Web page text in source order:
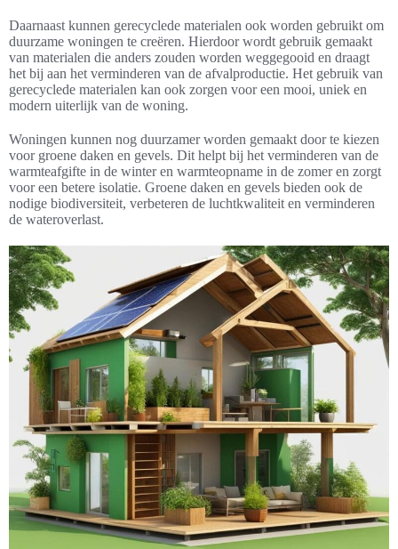
Daarnaast kunnen gerecyclede materialen ook worden gebruikt om
duurzame woningen te creëren. Hierdoor wordt gebruik gemaakt
van materialen die anders zouden worden weggegooid en draagt
het bij aan het verminderen van de afvalproductie. Het gebruik van
gerecyclede materialen kan ook zorgen voor een mooi, uniek en
modern uiterlijk van de woning.
Woningen kunnen nog duurzamer worden gemaakt door te kiezen
voor groene daken en gevels. Dit helpt bij het verminderen van de
warmteafgifte in de winter en warmteopname in de zomer en zorgt
voor een betere isolatie. Groene daken en gevels bieden ook de
nodige biodiversiteit, verbeteren de luchtkwaliteit en verminderen
de wateroverlast.